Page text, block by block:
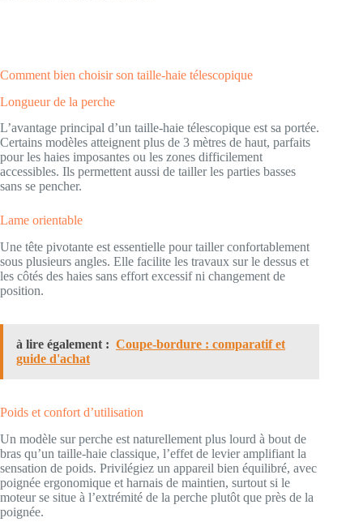
Comment bien choisir son taille-haie télescopique
Longueur de la perche
L’avantage principal d’un taille-haie télescopique est sa portée.
Certains modèles atteignent plus de 3 mètres de haut, parfaits
pour les haies imposantes ou les zones difficilement
accessibles. Ils permettent aussi de tailler les parties basses
sans se pencher.
Lame orientable
Une tête pivotante est essentielle pour tailler confortablement
sous plusieurs angles. Elle facilite les travaux sur le dessus et
les côtés des haies sans effort excessif ni changement de
position.
à lire également : Coupe-bordure : comparatif et
guide d'achat
Poids et confort d’utilisation
Un modèle sur perche est naturellement plus lourd à bout de
bras qu’un taille-haie classique, l’effet de levier amplifiant la
sensation de poids. Privilégiez un appareil bien équilibré, avec
poignée ergonomique et harnais de maintien, surtout si le
moteur se situe à l’extrémité de la perche plutôt que près de la
poignée.